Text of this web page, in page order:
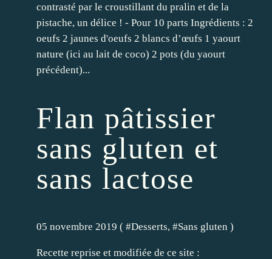
contrasté par le croustillant du pralin et de la
pistache, un délice ! - Pour 10 parts Ingrédients : 2
oeufs 2 jaunes d'oeufs 2 blancs d’œufs 1 yaourt
nature (ici au lait de coco) 2 pots (du yaourt
précédent)...
Flan pâtissier
sans gluten et
sans lactose
05 novembre 2019 ( #Desserts, #Sans gluten )
Recette reprise et modifiée de ce site :